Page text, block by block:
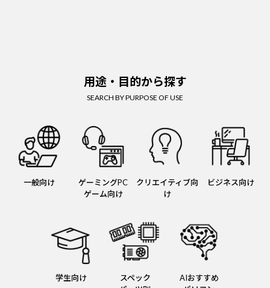
用途・目的から探す
SEARCH BY PURPOSE OF USE
一般向け
ゲーミングPC
ゲーム向け
クリエイティブ向
け
ビジネス向け
学生向け
スペック
AIおすすめ